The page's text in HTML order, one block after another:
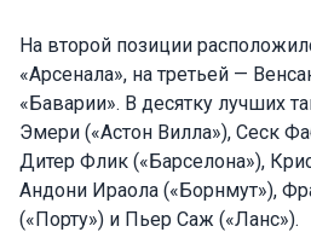
На второй позиции
«Арсенала», на третьей —
«Баварии». В десятку лучших
Эмери («Астон Вилла»), Сеск
Дитер Флик («Барселона»),
Андони Ираола («Борнмут»),
(«Порту») и Пьер Саж («Ланс»).